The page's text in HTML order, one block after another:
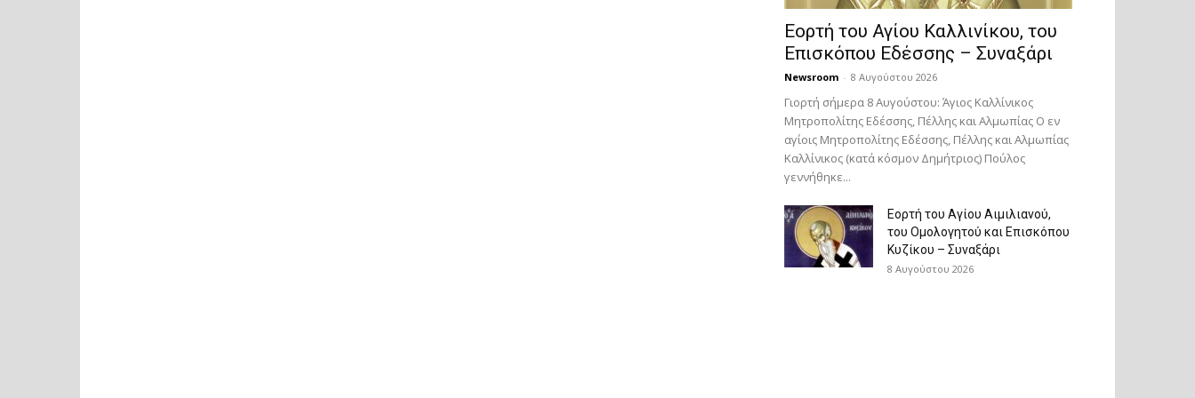
Εορτή του Αγίου Καλλινίκου, του
Επισκόπου Εδέσσης – Συναξάρι
Newsroom - 8 Αυγούστου 2026
Γιορτή σήμερα 8 Αυγούστου: Άγιος Καλλίνικος
Μητροπολίτης Εδέσσης, Πέλλης και Αλμωπίας Ο εν
αγίοις Μητροπολίτης Εδέσσης, Πέλλης και Αλμωπίας
Καλλίνικος (κατά κόσμον Δημήτριος) Πούλος
γεννήθηκε...
Εορτή του Αγίου Αιμιλιανού,
του Ομολογητού και Επισκόπου
Κυζίκου – Συναξάρι
8 Αυγούστου 2026